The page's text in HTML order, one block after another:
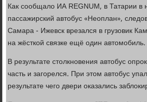
Как сообщало ИА REGNUM, в Татарии в
пассажирский автобус «Неоплан»,
Самара - Ижевск врезался в грузовик
на жёсткой связке ещё один автомобиль.
В результате столкновения автобус
часть и загорелся. При этом автобус
результате чего двери оказались